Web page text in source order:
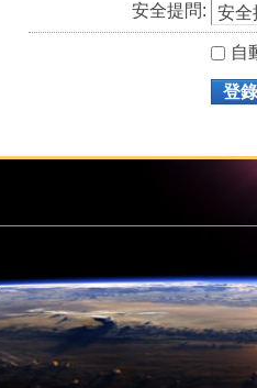
安全提問:
自
登錄